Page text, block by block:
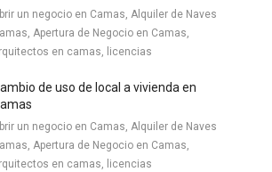
un negocio en Camas, Alquiler de Naves
Apertura de Negocio en Camas,
en camas, licencias
de uso de local a vivienda en
un negocio en Camas, Alquiler de Naves
Apertura de Negocio en Camas,
en camas, licencias